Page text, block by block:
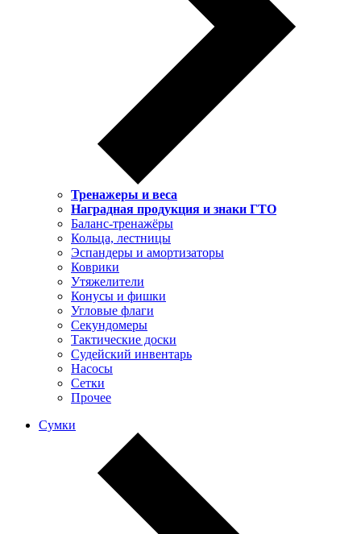
Тренажеры и веса
Наградная продукция и знаки ГТО
Баланс-тренажёры
Кольца, лестницы
Эспандеры и амортизаторы
Коврики
Утяжелители
Конусы и фишки
Угловые флаги
Секундомеры
Тактические доски
Судейский инвентарь
Насосы
Сетки
Прочее
Сумки